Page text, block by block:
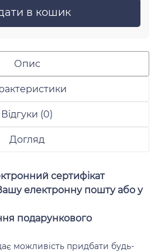
в кошик
Опис
Відгуки (0)
Догляд
сертифікат
електронну пошту або у
подарункового
можливість придбати будь-